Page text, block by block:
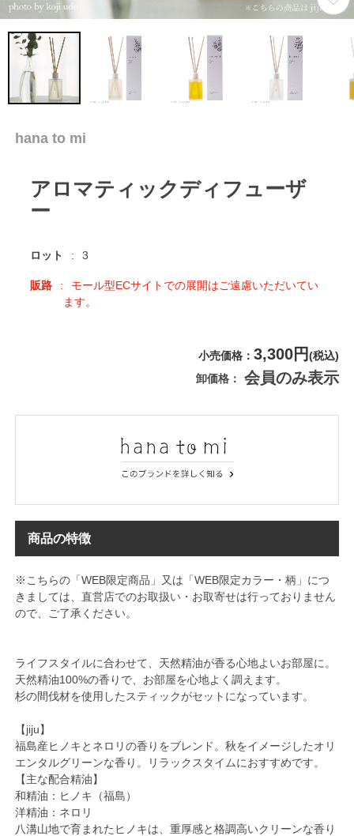
hana to mi
アロマティックディフューザ
ー
ロット 3
販路
モール型ECサイトでの展開はご遠慮いただいてい
ます。
小売価格 3,300円(税込)
卸価格
会員のみ表示
商品の特徴
※こちらの「WEB限定商品」又は「WEB限定カラー・柄」につ
きましては、直営店でのお取扱い・お取寄せは行っておりません
ので、ご了承ください。
ライフスタイルに合わせて、天然精油が香る心地よいお部屋に。
天然精油100%の香りで、お部屋を心地よく調えます。
杉の間伐材を使用したスティックがセットになっています。
【jiju】
福島産ヒノキとネロリの香りをブレンド。秋をイメージしたオリ
エンタルグリーンな香り。リラックスタイムにおすすめです。
【主な配合精油】
和精油：ヒノキ（福島）
洋精油：ネロリ
八溝山地で育まれたヒノキは、重厚感と格調高いクリーンな香り